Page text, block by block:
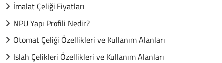
İmalat Çeliği Fiyatları
NPU Yapı Profili Nedir?
Otomat Çeliği Özellikleri ve Kullanım Alanları
Islah Çelikleri Özellikleri ve Kullanım Alanları